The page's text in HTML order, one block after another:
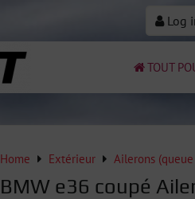
Log
TOUT
Home Extérieur Ailerons
BMW e36 coupé